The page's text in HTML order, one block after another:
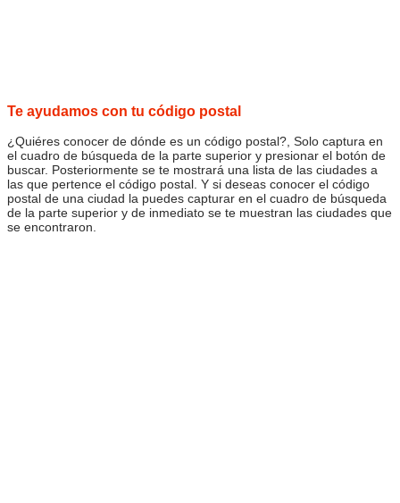
Te ayudamos con tu código postal
¿Quiéres conocer de dónde es un código postal?, Solo captura en
el cuadro de búsqueda de la parte superior y presionar el botón de
buscar. Posteriormente se te mostrará una lista de las ciudades a
las que pertence el código postal. Y si deseas conocer el código
postal de una ciudad la puedes capturar en el cuadro de búsqueda
de la parte superior y de inmediato se te muestran las ciudades que
se encontraron.